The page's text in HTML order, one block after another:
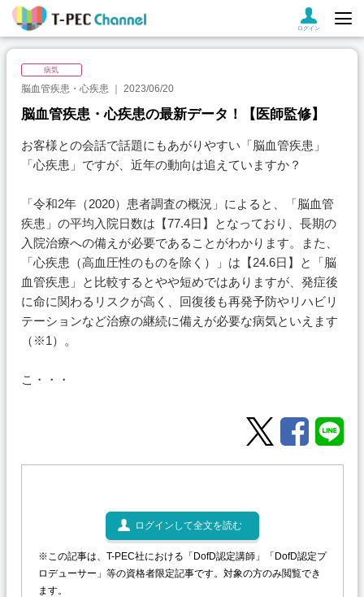
ログイン
病気
脳血管疾患・心疾患 2023/06/20
脳血管疾患・心疾患の最新データ！【医師監修】
お客様との会話で話題にもあがりやすい「脳血管疾患」
「心疾患」ですが、近年の動向は追えていますか？
「令和2年（2020）患者調査の概況」によると、「脳血管
疾患」の平均入院日数は【77.4日】となっており、長期の
入院治療への備えが必要であることがわかります。また、
「心疾患（高血圧性のものを除く）」は【24.6日】と「脳
血管疾患」と比較するとやや短めではありますが、発症後
に命に関わるリスクが高く、回復後も再発予防やリハビリ
テーションなど治療の継続に備えが必要な病気といえます
（※1）。
こ・・・
ログインして全文を読む
※この記事は、T-PEC社における「DofD認定講師」「DofD認定プ
ロデューサー」等の資格者限定記事です。対象の方のみ閲覧でき
ます。